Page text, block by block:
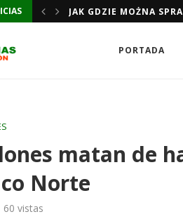
JAK GDZIE MOŻNA
PORTADA
matan de
Norte
60 vistas